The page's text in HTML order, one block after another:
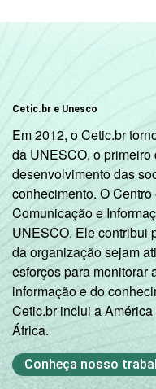
Cetic.br e Unesco
Em 2012, o Cetic.br
da UNESCO, o
desenvolvimento das
conhecimento. O
Comunicação e
UNESCO. Ele contribui
da organização sejam
esforços para monitorar
informação e do
Cetic.br inclui a
África.
Conheça nosso